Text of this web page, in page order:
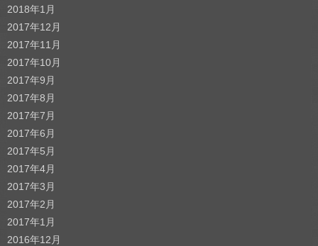
2018年1月
2017年12月
2017年11月
2017年10月
2017年9月
2017年8月
2017年7月
2017年6月
2017年5月
2017年4月
2017年3月
2017年2月
2017年1月
2016年12月